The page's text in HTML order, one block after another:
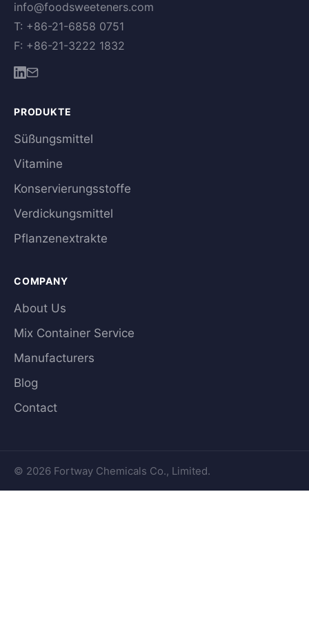
info@foodsweeteners.com
T: +86-21-6858 0751
F: +86-21-3222 1832
PRODUKTE
Süßungsmittel
Vitamine
Konservierungsstoffe
Verdickungsmittel
Pflanzenextrakte
COMPANY
About Us
Mix Container Service
Manufacturers
Blog
Contact
© 2026 Fortway Chemicals Co., Limited.